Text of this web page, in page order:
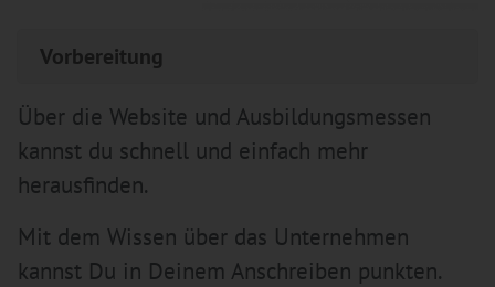
Vorbereitung
Über die Website und Ausbildungsmessen
kannst du schnell und einfach mehr
herausfinden.
Mit dem Wissen über das Unternehmen
kannst Du in Deinem Anschreiben punkten.